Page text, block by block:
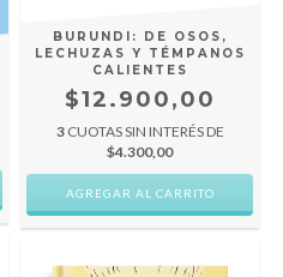
BURUNDI: DE OSOS,
LECHUZAS Y TÉMPANOS
CALIENTES
$12.900,00
3 CUOTAS SIN INTERÉS DE
$4.300,00